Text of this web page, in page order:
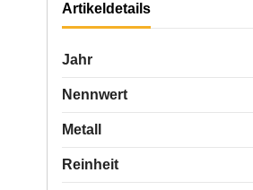
Artikeldetails
Jahr
Nennwert
Metall
Reinheit